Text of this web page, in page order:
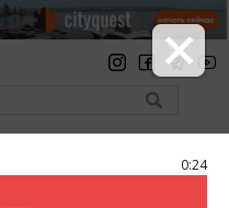
0:24
Citylife Magazine